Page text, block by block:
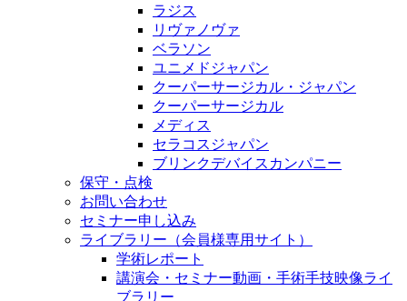
ラジス
リヴァノヴァ
ベラソン
ユニメドジャパン
クーパーサージカル・ジャパン
クーパーサージカル
メディス
セラコスジャパン
ブリンクデバイスカンパニー
保守・点検
お問い合わせ
セミナー申し込み
ライブラリー（会員様専用サイト）
学術レポート
講演会・セミナー動画・手術手技映像ライ
ブラリー